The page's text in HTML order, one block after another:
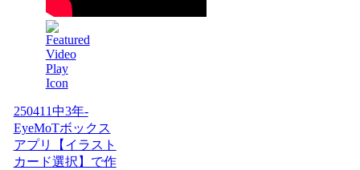
250411中3年-
EyeMoTボックス
アプリ【イラスト
カード選択】で作